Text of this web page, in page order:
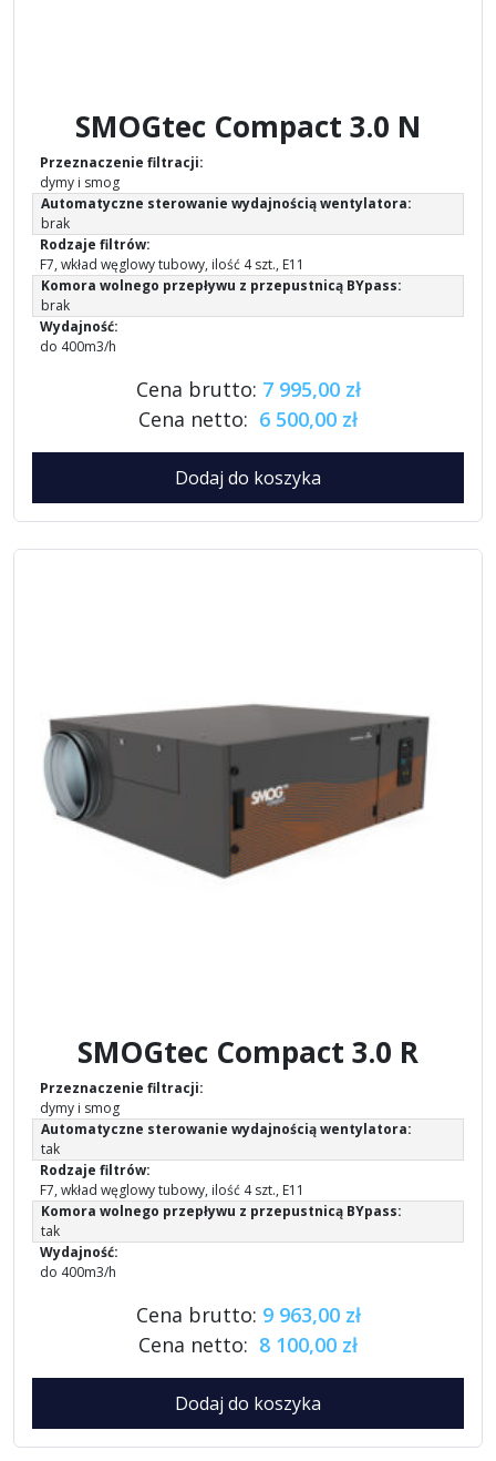
SMOGtec Compact 3.0 N
Przeznaczenie filtracji:
dymy i smog
Automatyczne sterowanie wydajnością wentylatora:
brak
Rodzaje filtrów:
F7, wkład węglowy tubowy, ilość 4 szt., E11
Komora wolnego przepływu z przepustnicą BYpass:
brak
Wydajność:
do 400m3/h
Cena brutto: 7 995,00 zł
Cena netto: 6 500,00 zł
Dodaj do koszyka
SMOGtec Compact 3.0 R
Przeznaczenie filtracji:
dymy i smog
Automatyczne sterowanie wydajnością wentylatora:
tak
Rodzaje filtrów:
F7, wkład węglowy tubowy, ilość 4 szt., E11
Komora wolnego przepływu z przepustnicą BYpass:
tak
Wydajność:
do 400m3/h
Cena brutto: 9 963,00 zł
Cena netto: 8 100,00 zł
Dodaj do koszyka